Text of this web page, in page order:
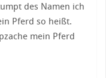
des Namen ich
Pferd so heißt.
mein Pferd